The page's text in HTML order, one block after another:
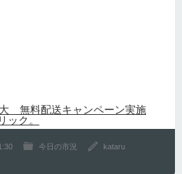
無料配送キャンペーン実施
ック。
今日の市況 kataru